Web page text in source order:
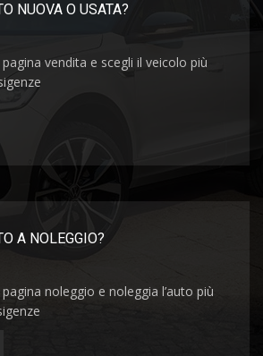
NUOVA O USATA?
vendita e scegli il veicolo più
A NOLEGGIO?
noleggio e noleggia l’auto più